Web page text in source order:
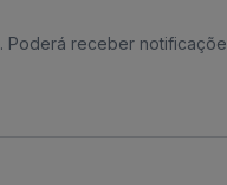
. Poderá receber